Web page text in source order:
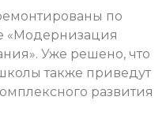
по
«Модернизация
Уже решено, что
также приведут
развития